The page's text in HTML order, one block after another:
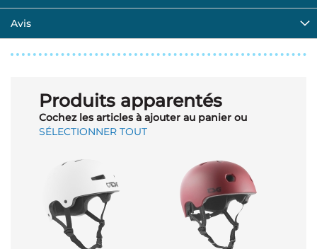
Avis
Produits apparentés
Cochez les articles à ajouter au panier ou
SÉLECTIONNER TOUT